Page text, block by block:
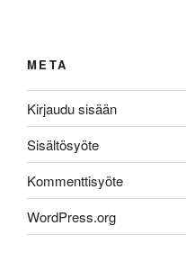
META
Kirjaudu sisään
Sisältösyöte
Kommenttisyöte
WordPress.org